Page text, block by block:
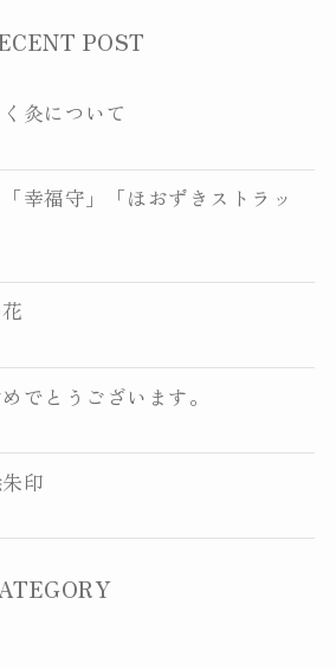
トップページに戻る
POST
灸について
幸福守」「ほおずきストラッ
でとうございます。
印